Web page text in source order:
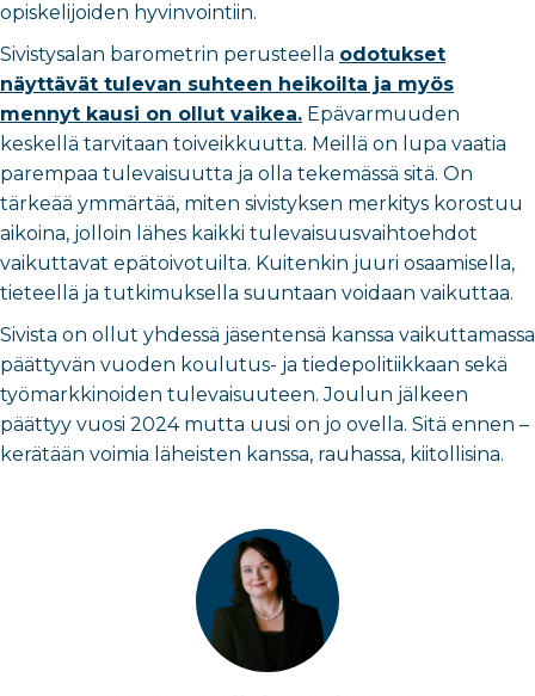
opiskelijoiden hyvinvointiin.
Sivistysalan barometrin perusteella odotukset
näyttävät tulevan suhteen heikoilta ja myös
mennyt kausi on ollut vaikea. Epävarmuuden
keskellä tarvitaan toiveikkuutta. Meillä on lupa vaatia
parempaa tulevaisuutta ja olla tekemässä sitä. On
tärkeää ymmärtää, miten sivistyksen merkitys korostuu
aikoina, jolloin lähes kaikki tulevaisuusvaihtoehdot
vaikuttavat epätoivotuilta. Kuitenkin juuri osaamisella,
tieteellä ja tutkimuksella suuntaan voidaan vaikuttaa.
Sivista on ollut yhdessä jäsentensä kanssa vaikuttamassa
päättyvän vuoden koulutus- ja tiedepolitiikkaan sekä
työmarkkinoiden tulevaisuuteen. Joulun jälkeen
päättyy vuosi 2024 mutta uusi on jo ovella. Sitä ennen –
kerätään voimia läheisten kanssa, rauhassa, kiitollisina.